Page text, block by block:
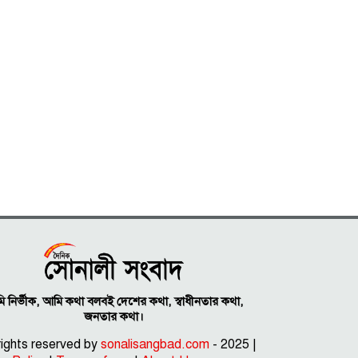
নির্ভীক, আমি কথা বলবই দেশের কথা, স্বাধীনতার কথা,
জনতার কথা।
reserved bysonalisangbad.com - 2025 |